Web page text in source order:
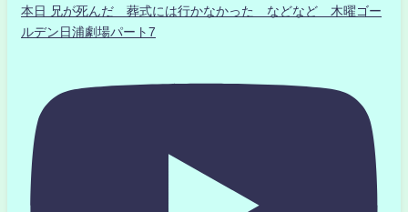
本日 兄が死んだ 葬式には行かなかった などなど 木曜ゴー
ルデン日浦劇場パート7